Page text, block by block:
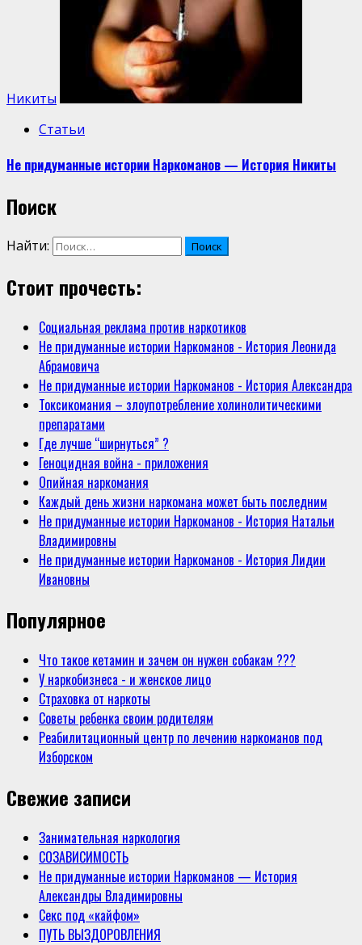
Никиты
Статьи
Не придуманные истории Наркоманов — История Никиты
Поиск
Найти:
Стоит прочесть:
Социальная реклама против наркотиков
Не придуманные истории Наркоманов - История Леонида
Абрамовича
Не придуманные истории Наркоманов - История Александра
Токсикомания – злоупотребление холинолитическими
препаратами
Где лучше “ширнуться” ?
Геноцидная война - приложения
Опийная наркомания
Каждый день жизни наркомана может быть последним
Не придуманные истории Наркоманов - История Натальи
Владимировны
Не придуманные истории Наркоманов - История Лидии
Ивановны
Популярное
Что такое кетамин и зачем он нужен собакам ???
У наркобизнеса - и женское лицо
Страховка от наркоты
Советы ребенка своим родителям
Реабилитационный центр по лечению наркоманов под
Изборском
Свежие записи
Занимательная наркология
СОЗАВИСИМОСТЬ
Не придуманные истории Наркоманов — История
Александры Владимировны
Секс под «кайфом»
ПУТЬ ВЫЗДОРОВЛЕНИЯ